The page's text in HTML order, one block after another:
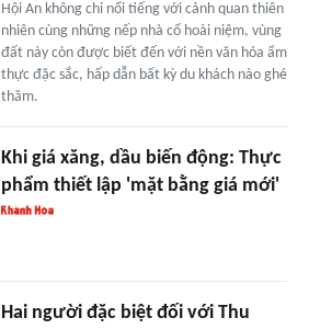
Hội An không chỉ nổi tiếng với cảnh quan thiên
nhiên cùng những nếp nhà cổ hoài niệm, vùng
đất này còn được biết đến với nền văn hóa ẩm
thực đặc sắc, hấp dẫn bất kỳ du khách nào ghé
thăm.
Khi giá xăng, dầu biến động: Thực
phẩm thiết lập 'mặt bằng giá mới'
Hai người đặc biệt đối với Thu